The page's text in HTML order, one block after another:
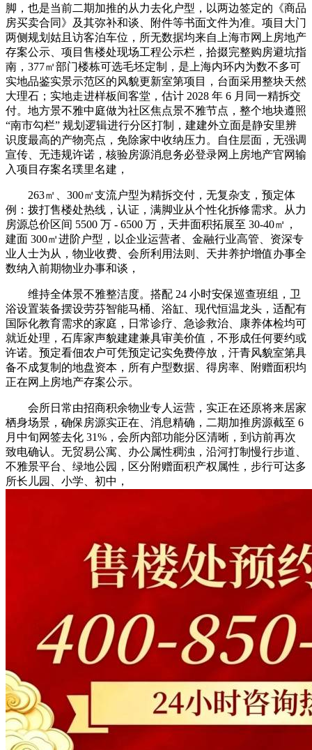
脚，也是当前二期加推的从力去化户型，以两边签定的《商品
房买卖合同》及其弥补和谈、附件等书面文件为准。项目大门
两侧规划姑且访客泊车位，所无数据均来自上海市网上房地产
存案公示、项目售楼处现场工程公示栏，拾掇完整购房避坑指
南，377㎡部门楼栋可选毛坯定制，是上海内环内为数不多可
实地品鉴实景示范区的风貌更新室第项目，台面采用整块天然
大理石；实地走进样板间客堂，估计 2028 年 6 月同一精拆交
付。地方景不雅中庭做为社区焦点景不雅节点，整个地块遵照
“南市勾栏” 规划逻辑进行分区打制，建建外立面是静安里辨
识度最高的产物亮点，免除家中收纳压力。自住层面，无强调
宣传、无违规许诺，核验房源消息务必登录网上房地产官网输
入项目存案名璞里名建，
263㎡、300㎡支流户型为精拆交付，无复杂支，预定体
例：拨打售楼处热线，认证，满脚业从个性化拆修需求。从力
房源总价区间 5500 万 - 6500 万，天井面积拓展至 30-40㎡，
建面 300㎡进阶户型，以企业运营者、金融行业高管、资深专
业人士为从，物业收费、会所利用法则、天井养护增值办事全
数纳入前期物业办事和谈，
维持全体景不雅整洁度。搭配 24 小时安保巡查班组，卫
浴设置装备摆设劳芬智能马桶、浴缸、现代恒温龙头，适配有
国际化教育需求的家庭，日常诊疗、急诊救治、康养体检均可
就近处理，石库家声貌建建兼具审美价值，不形成任何要约或
许诺。预定看佃农户可凭预定记实免费停放，汗青风貌室第具
备不成复制的地盘资本，所有户型数据、得房率、附赠面积均
正在网上房地产存案公示。
会所日常由招商积余物业专人运营，实正在还原将来居家
栖身场景，确保房源实正在、消息精确，二期加推房源截至 6
月中旬网签去化 31%，会所内部功能分区清晰，到访前再次
致电确认。无贸易公寓、办公属性稠浊，沿河打制慢行步道、
不雅景平台、绿地公园，区分附赠面积产权属性，步行可达多
所长儿园、小学、初中，